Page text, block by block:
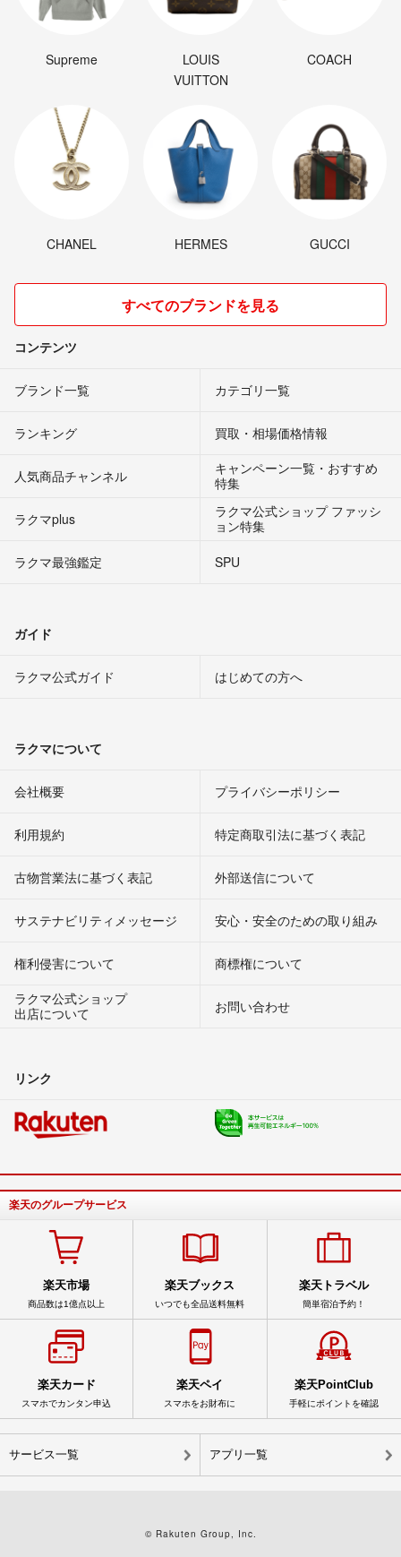
Supreme
LOUIS
VUITTON
COACH
CHANEL HERMES GUCCI
すべてのブランドを見る
コンテンツ
ブランド一覧 カテゴリ一覧
ランキング 買取・相場価格情報
人気商品チャンネル
キャンペーン一覧・おすすめ
特集
ラクマplus
ラクマ公式ショップ ファッシ
ョン特集
ラクマ最強鑑定
SPU
ガイド
ラクマ公式ガイド はじめての方へ
ラクマについて
会社概要 プライバシーポリシー
利用規約 特定商取引法に基づく表記
古物営業法に基づく表記 外部送信について
サステナビリティメッセージ 安心・安全のための取り組み
権利侵害について
商標権について
ラクマ公式ショップ
出店について
お問い合わせ
リンク
楽天のグループサービス
楽天市場
商品数は1億点以上
楽天ブックス
いつでも全品送料無料
楽天トラベル
簡単宿泊予約！
楽天カード
スマホでカンタン申込
楽天ペイ
スマホをお財布に
楽天PointClub
手軽にポイントを確認
サービス一覧 アプリ一覧
© Rakuten Group, Inc.